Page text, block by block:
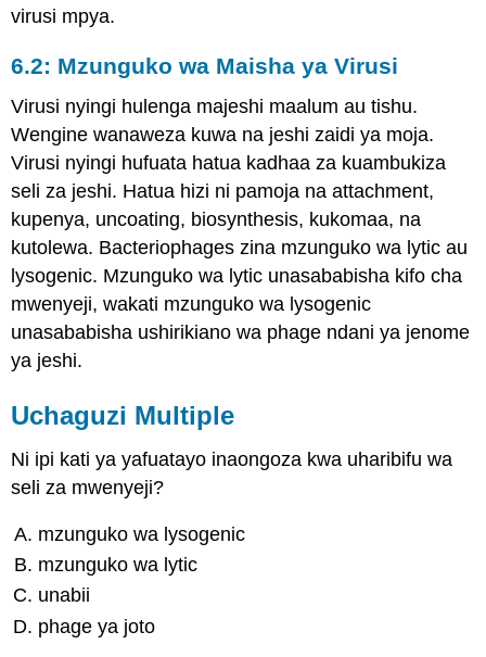
virusi mpya.
6.2: Mzunguko wa Maisha ya Virusi
Virusi nyingi hulenga majeshi maalum au tishu.
Wengine wanaweza kuwa na jeshi zaidi ya moja.
Virusi nyingi hufuata hatua kadhaa za kuambukiza
seli za jeshi. Hatua hizi ni pamoja na attachment,
kupenya, uncoating, biosynthesis, kukomaa, na
kutolewa. Bacteriophages zina mzunguko wa lytic au
lysogenic. Mzunguko wa lytic unasababisha kifo cha
mwenyeji, wakati mzunguko wa lysogenic
unasababisha ushirikiano wa phage ndani ya jenome
ya jeshi.
Uchaguzi Multiple
Ni ipi kati ya yafuatayo inaongoza kwa uharibifu wa
seli za mwenyeji?
mzunguko wa lysogenic
mzunguko wa lytic
unabii
phage ya joto